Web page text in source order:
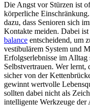
Die Angst vor Stürzen ist
körperliche
dazu, dass Senioren sich
Kontakte meiden. Dabei
balance entscheidend, um
vestibulärem System und
Erfolgserlebnisse im
Selbstvertrauen. Wer lernt,
sicher von der
gewinnt wertvolle
sollten dabei nicht als
intelligente Werkzeuge der